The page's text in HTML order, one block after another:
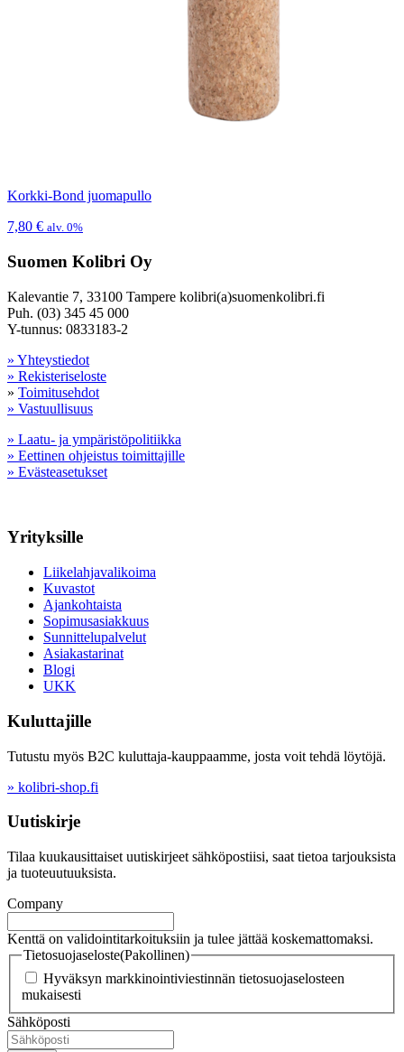
Korkki-Bond juomapullo
7,80 € alv. 0%
Suomen Kolibri Oy
Kalevantie 7, 33100 Tampere kolibri(a)suomenkolibri.fi
Puh. (03) 345 45 000
Y-tunnus: 0833183-2
» Yhteystiedot
» Rekisteriseloste
» Toimitusehdot
» Vastuullisuus
» Laatu- ja ympäristöpolitiikka
» Eettinen ohjeistus toimittajille
» Evästeasetukset
Yrityksille
Liikelahjavalikoima
Kuvastot
Ajankohtaista
Sopimusasiakkuus
Sunnittelupalvelut
Asiakastarinat
Blogi
UKK
Kuluttajille
Tutustu myös B2C kuluttaja-kauppaamme, josta voit tehdä löytöjä.
» kolibri-shop.fi
Uutiskirje
Tilaa kuukausittaiset uutiskirjeet sähköpostiisi, saat tietoa tarjouksista
ja tuoteuutuuksista.
Company
Kenttä on validointitarkoituksiin ja tulee jättää koskemattomaksi.
Tietosuojaseloste(Pakollinen)
Hyväksyn markkinointiviestinnän tietosuojaselosteen
mukaisesti
Sähköposti